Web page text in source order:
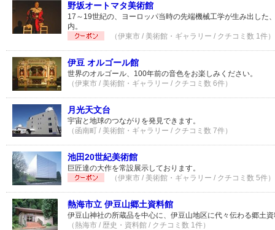
野坂オートマタ美術館
17～19世紀の、ヨーロッパ当時の先端機械工学が生み出した
内。
（伊東市 / 美術館・ギャラリー / クチコミ数 1件）
伊豆 オルゴール館
世界のオルゴール、100年前の音色をお楽しみください。
（伊東市 / 美術館・ギャラリー / クチコミ数 6件）
月光天文台
宇宙と地球のつながりを発見できます。
（函南町 / 美術館・ギャラリー / クチコミ数 7件）
池田20世紀美術館
巨匠達の大作を常設展示しております。
（伊東市 / 美術館・ギャラリー / クチコミ数 5件）
熱海市立 伊豆山郷土資料館
伊豆山神社の所蔵品を中心に、伊豆山地区に代々伝わる郷土
（熱海市 / 歴史・資料館 / クチコミ数 1件）